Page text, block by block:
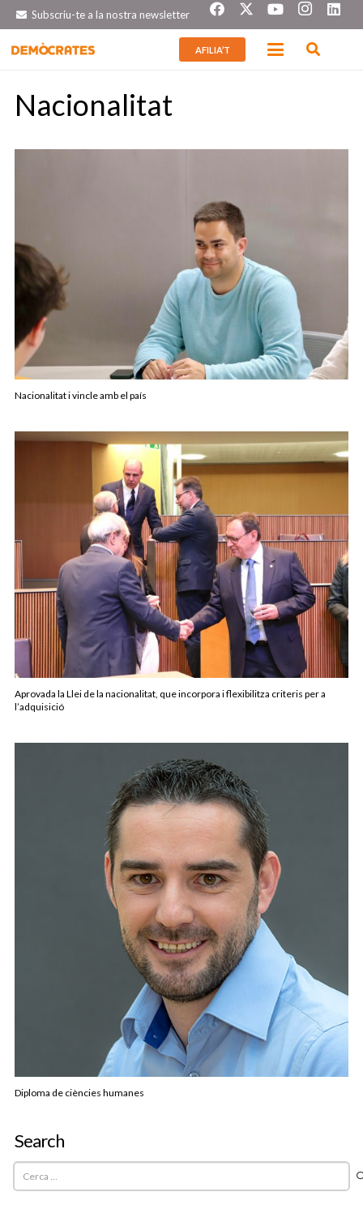
Subscriu-te a la nostra newsletter
AFILIA’T
Nacionalitat
Nacionalitat i vincle amb el país
Aprovada la Llei de la nacionalitat, que incorpora i flexibilitza criteris per a
l’adquisició
Diploma de ciències humanes
Search
Cerca: